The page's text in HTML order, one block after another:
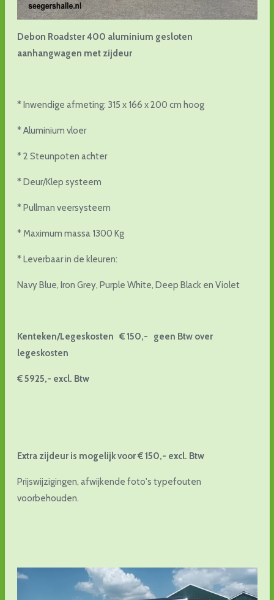
Debon Roadster 400 aluminium gesloten
aanhangwagen met zijdeur
* Inwendige afmeting: 315 x 166 x 200 cm hoog
* Aluminium vloer
* 2 Steunpoten achter
* Deur/Klep systeem
* Pullman veersysteem
* Maximum massa 1300 Kg
* Leverbaar in de kleuren:
Navy Blue, Iron Grey, Purple White, Deep Black en Violet
Kenteken/Legeskosten € 150,- geen Btw over
legeskosten
€ 5925,- excl. Btw
Extra zijdeur is mogelijk voor € 150,- excl. Btw
Prijswijzigingen, afwijkende foto's typefouten
voorbehouden.